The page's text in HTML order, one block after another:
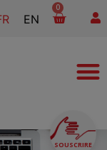
EN
0
SOUSCRIRE